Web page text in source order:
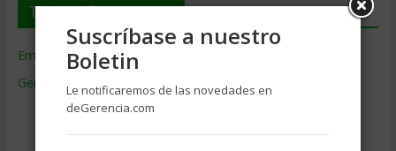
Temas de Gerencia
Empresas de Gerencia
Gerencia(9.477)
Ciencias Económicas
Suscríbase a nuestro
Boletin
Le notificaremos de las novedades en
deGerencia.com